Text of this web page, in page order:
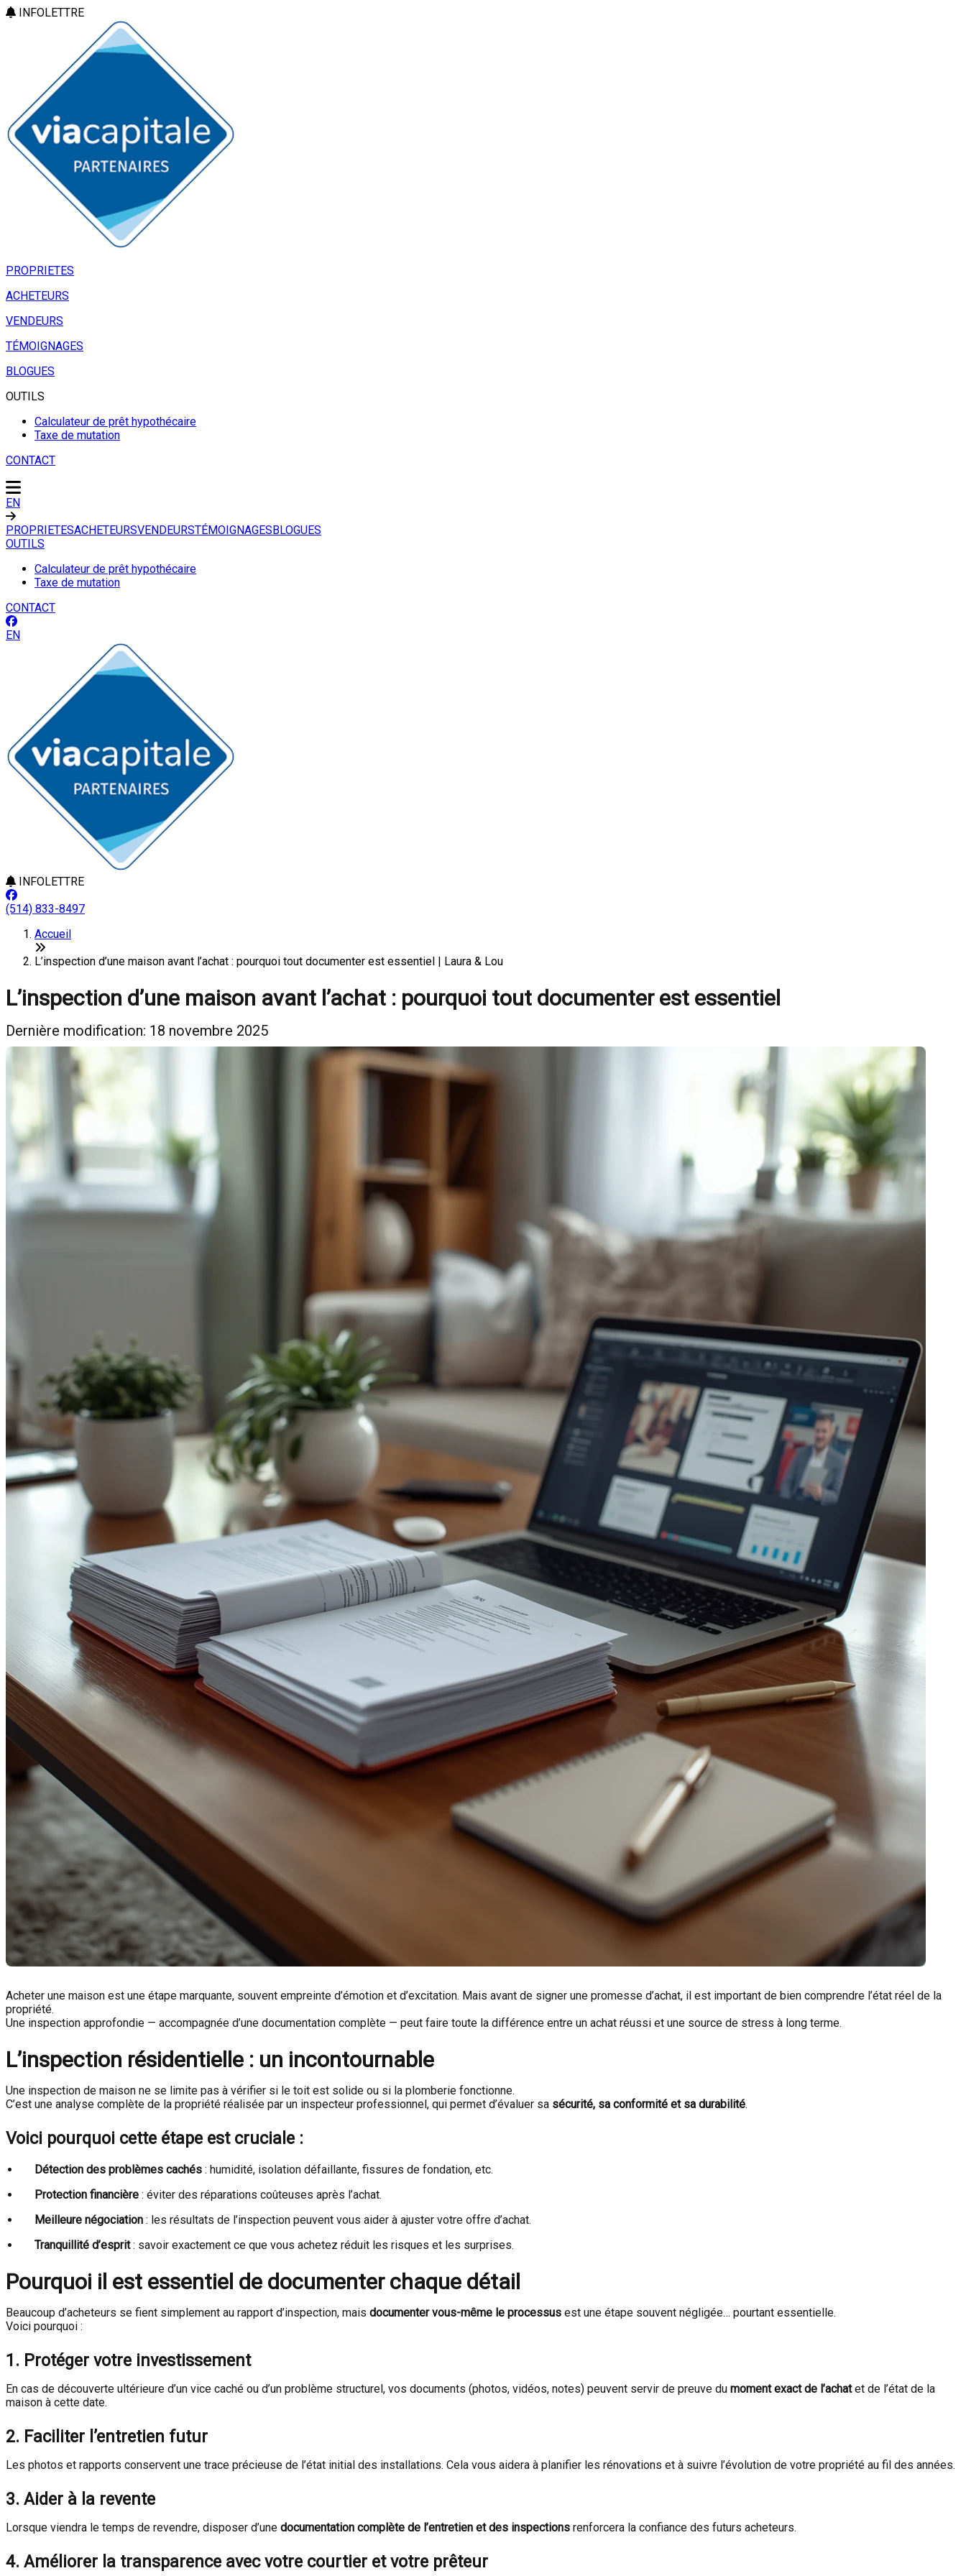
INFOLETTRE
PROPRIETES
ACHETEURS
VENDEURS
TÉMOIGNAGES
BLOGUES
OUTILS
Calculateur de prêt hypothécaire
Taxe de mutation
CONTACT
EN
PROPRIETESACHETEURSVENDEURSTÉMOIGNAGESBLOGUES
OUTILS
Calculateur de prêt hypothécaire
Taxe de mutation
CONTACT
EN
INFOLETTRE
(514) 833-8497
Accueil
L’inspection d’une maison avant l’achat : pourquoi tout documenter est essentiel | Laura & Lou
L’inspection d’une maison avant l’achat : pourquoi tout documenter est essentiel
Dernière modification: 18 novembre 2025
Acheter une maison est une étape marquante, souvent empreinte d’émotion et d’excitation. Mais avant de signer une promesse d’achat, il est important de bien comprendre l’état réel de la
propriété.
Une inspection approfondie — accompagnée d’une documentation complète — peut faire toute la différence entre un achat réussi et une source de stress à long terme.
L’inspection résidentielle : un incontournable
Une inspection de maison ne se limite pas à vérifier si le toit est solide ou si la plomberie fonctionne.
C’est une analyse complète de la propriété réalisée par un inspecteur professionnel, qui permet d’évaluer sa sécurité, sa conformité et sa durabilité.
Voici pourquoi cette étape est cruciale :
Détection des problèmes cachés : humidité, isolation défaillante, fissures de fondation, etc.
Protection financière : éviter des réparations coûteuses après l’achat.
Meilleure négociation : les résultats de l’inspection peuvent vous aider à ajuster votre offre d’achat.
Tranquillité d’esprit: savoir exactement ce que vous achetez réduit les risques et les surprises.
Pourquoi il est essentiel de documenter chaque détail
Beaucoup d’acheteurs se fient simplement au rapport d’inspection, mais documenter vous-même le processus est une étape souvent négligée… pourtant essentielle.
Voici pourquoi :
1. Protéger votre investissement
En cas de découverte ultérieure d’un vice caché ou d’un problème structurel, vos documents (photos, vidéos, notes) peuvent servir de preuve du moment exact de l’achatet de l’état de la
maison à cette date.
2. Faciliter l’entretien futur
Les photos et rapports conservent une trace précieuse de l’état initial des installations. Cela vous aidera à planifier les rénovations et à suivre l’évolution de votre propriété au fil des années.
3. Aider à la revente
Lorsque viendra le temps de revendre, disposer d’une documentation complète de l’entretien et des inspections renforcera la confiance des futurs acheteurs.
4. Améliorer la transparence avec votre courtier et votre prêteur